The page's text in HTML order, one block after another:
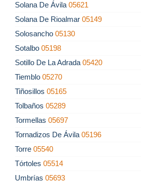
Solana De Ávila 05621
Solana De Rioalmar 05149
Solosancho 05130
Sotalbo 05198
Sotillo De La Adrada 05420
Tiemblo 05270
Tiñosillos 05165
Tolbaños 05289
Tormellas 05697
Tornadizos De Ávila 05196
Torre 05540
Tórtoles 05514
Umbrías 05693